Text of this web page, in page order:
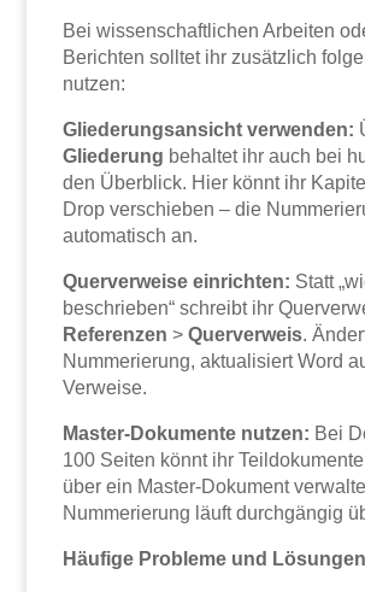
Bei wissenschaftlichen Arbeiten
Berichten solltet ihr zusätzlich
nutzen:
Gliederungsansicht verwenden:
Gliederung behaltet ihr auch bei
den Überblick. Hier könnt ihr
Drop verschieben – die
automatisch an.
Querverweise einrichten: Statt
beschrieben“ schreibt ihr
Referenzen >Querverweis.
Nummerierung, aktualisiert Word
Verweise.
Master-Dokumente nutzen: Bei
100 Seiten könnt ihr
über ein Master-Dokument
Nummerierung läuft durchgängig
Häufige Probleme und Lösungen